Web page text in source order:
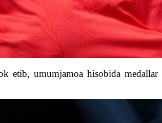
etib, umumjamoa hisobida medallar